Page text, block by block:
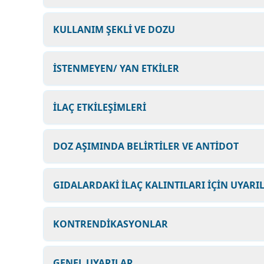
KULLANIM ŞEKLİ VE DOZU
İSTENMEYEN/ YAN ETKİLER
İLAÇ ETKİLEŞİMLERİ
DOZ AŞIMINDA BELİRTİLER VE ANTİDOT
GIDALARDAKİ İLAÇ KALINTILARI İÇİN
KONTRENDİKASYONLAR